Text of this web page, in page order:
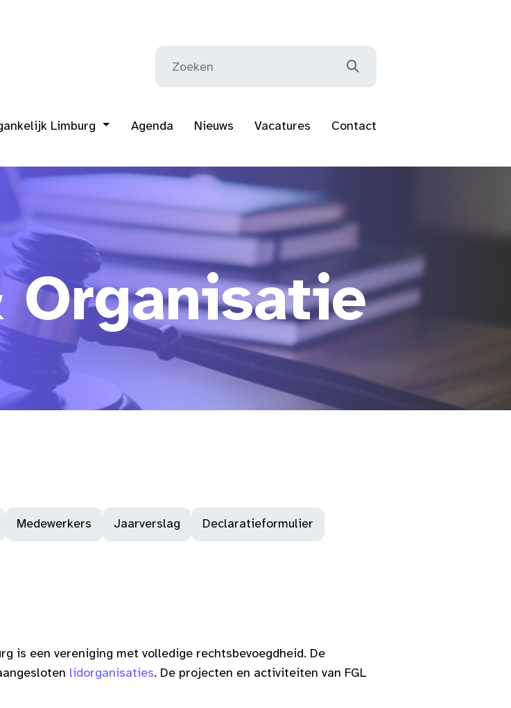
Limburg Agenda Nieuws Vacatures Contact
Organisatie
Medewerkers Jaarverslag Declaratieformulier
is een vereniging met volledige rechtsbevoegdheid. De
lidorganisaties. De projecten en activiteiten van FGL